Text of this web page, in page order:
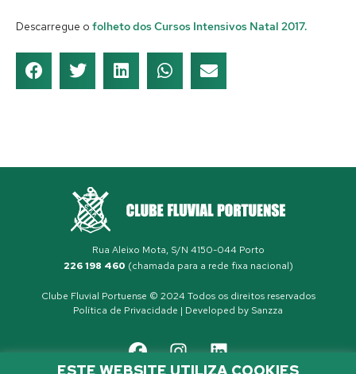
Descarregue o folheto dos Cursos Intensivos Natal 2017.
Rua Aleixo Mota, S/N 4150-044 Porto
226 198 460 (chamada para a rede fixa nacional)
Clube Fluvial Portuense © 2024 Todos os direitos reservados
Política de Privacidade | Developed by Sanzza